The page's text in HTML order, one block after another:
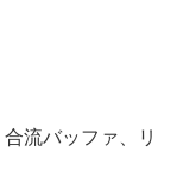
流バッファ、リ